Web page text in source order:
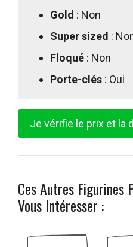
Gold : Non
Super sized :
Floqué : Non
Porte-clés : Oui
Je vérifie le prix et la
Ces Autres Figurines
Vous Intéresser :